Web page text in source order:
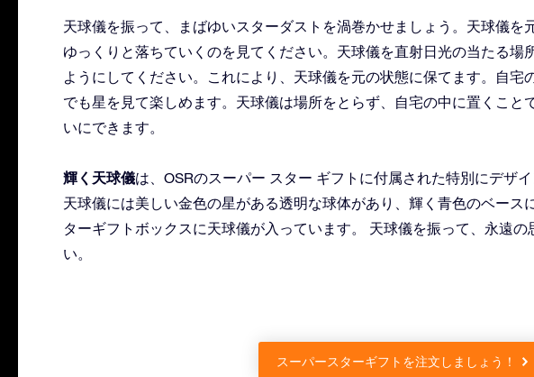
天球儀を振って、まばゆいスターダストを渦巻かせましょう。天球儀を
ゆっくりと落ちていくのを見てください。天球儀を直射日光の当たる場
ようにしてください。これにより、天球儀を元の状態に保てます。自宅
でも星を見て楽しめます。天球儀は場所をとらず、自宅の中に置くこと
いにできます。
輝く天球儀は、OSRのスーパー スター ギフトに付属された特別にデザ
天球儀には美しい金色の星がある透明な球体があり、輝く青色のベース
ターギフトボックスに天球儀が入っています。 天球儀を振って、永遠の
い。
スーパースターギフトを注文しましょう！